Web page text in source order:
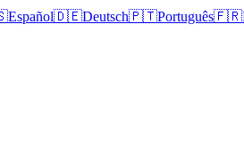
Español🇩🇪Deutsch🇵🇹Português🇫🇷